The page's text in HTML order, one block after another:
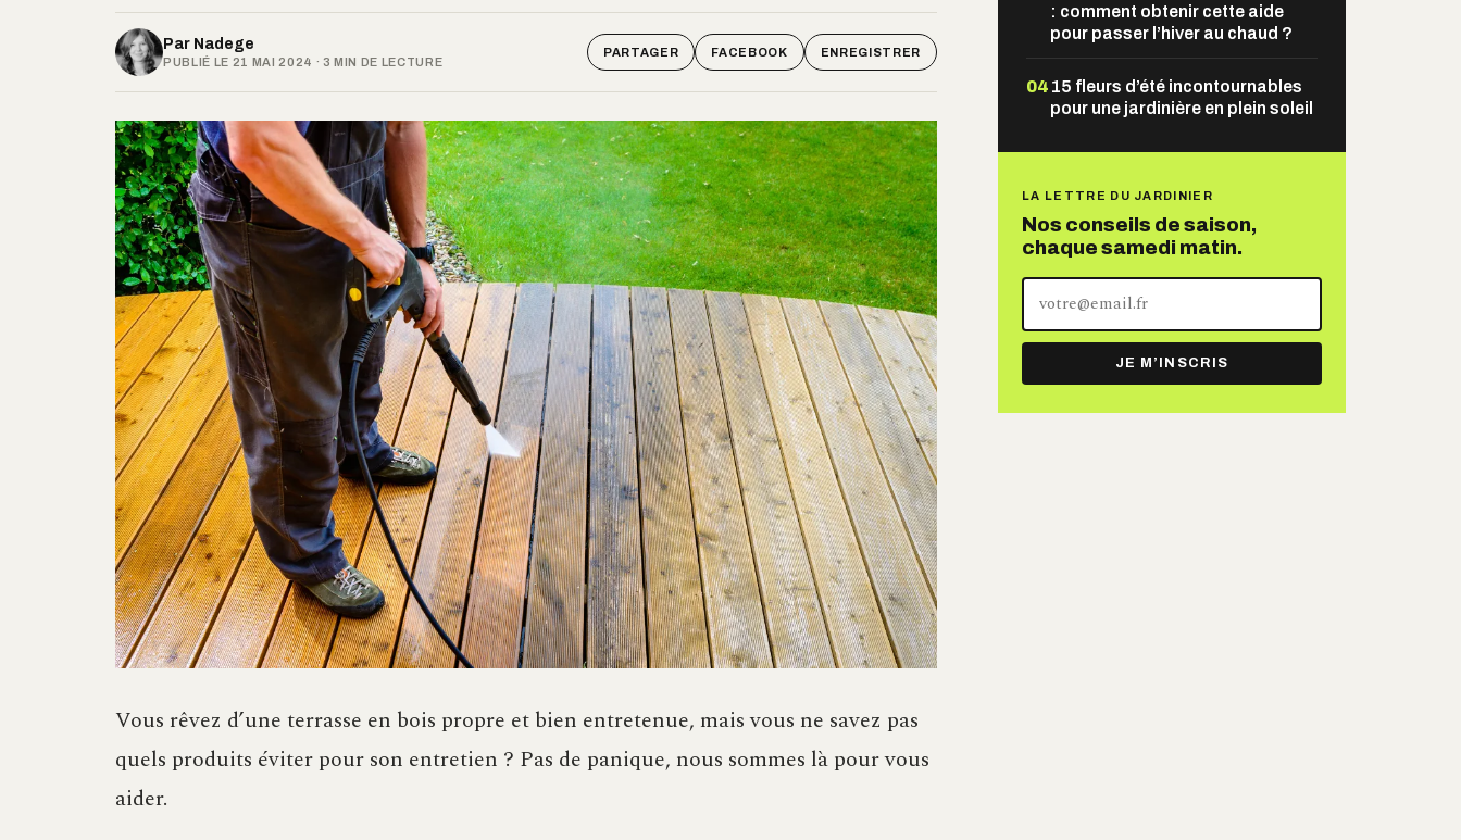
Par Nadege
PUBLIÉ LE 21 MAI 2024 · 3 MIN DE LECTURE
PARTAGER FACEBOOK ENREGISTRER
Vous rêvez d’une terrasse en bois propre et bien entretenue, mais vous ne savez pas
quels produits éviter pour son entretien ? Pas de panique, nous sommes là pour vous
aider.
: comment obtenir cette aide
pour passer l’hiver au chaud ?
04 15 fleurs d’été incontournables
pour une jardinière en plein soleil
LA LETTRE DU JARDINIER
Nos conseils de saison,
chaque samedi matin.
adresse
mail
JE M’INSCRIS